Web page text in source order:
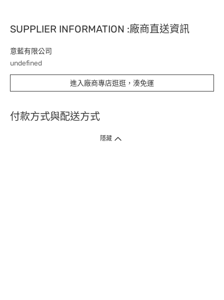
SUPPLIER INFORMATION :廠商直送資訊
意藍有限公司
undefined
進入廠商專店逛逛，湊免運
付款方式與配送方式
隱藏